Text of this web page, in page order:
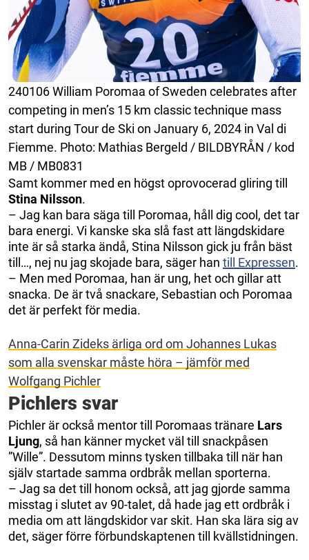
240106 William Poromaa of Sweden celebrates after
competing in men’s 15 km classic technique mass
start during Tour de Ski on January 6, 2024 in Val di
Fiemme. Photo: Mathias Bergeld / BILDBYRÅN / kod
MB / MB0831
Samt kommer med en högst oprovocerad gliring till
Stina Nilsson.
– Jag kan bara säga till Poromaa, håll dig cool, det tar
bara energi. Vi kanske ska slå fast att längdskidare
inte är så starka ändå, Stina Nilsson gick ju från bäst
till…, nej nu jag skojade bara, säger han till Expressen.
– Men med Poromaa, han är ung, het och gillar att
snacka. De är två snackare, Sebastian och Poromaa
det är perfekt för media.
Anna-Carin Zideks ärliga ord om Johannes Lukas
som alla svenskar måste höra – jämför med
Wolfgang Pichler
Pichlers svar
Pichler är också mentor till Poromaas tränare Lars
Ljung, så han känner mycket väl till snackpåsen
”Wille”. Dessutom minns tysken tillbaka till när han
själv startade samma ordbråk mellan sporterna.
– Jag sa det till honom också, att jag gjorde samma
misstag i slutet av 90-talet, då hade jag ett ordbråk i
media om att längdskidor var skit. Han ska lära sig av
det, säger förre förbundskaptenen till kvällstidningen.